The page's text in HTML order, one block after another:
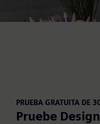
PRUEBA GRATUITA DE
Pruebe